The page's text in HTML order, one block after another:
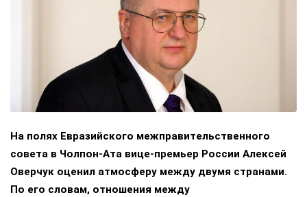
На полях Евразийского межправительственного
совета в Чолпон-Ата вице-премьер России Алексей
Оверчук оценил атмосферу между двумя странами.
По его словам, отношения между